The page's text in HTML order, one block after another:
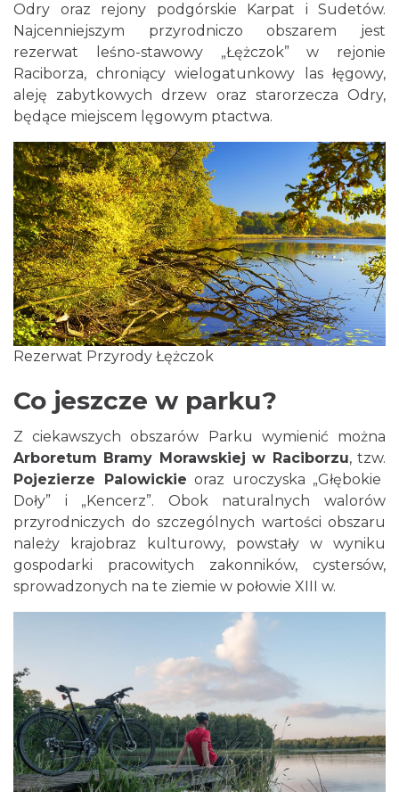
Odry oraz rejony podgórskie Karpat i Sudetów.
Najcenniejszym przyrodniczo obszarem jest
rezerwat leśno-stawowy „Łężczok” w rejonie
Raciborza, chroniący wielogatunkowy las łęgowy,
aleję zabytkowych drzew oraz starorzecza Odry,
będące miejscem lęgowym ptactwa.
Rezerwat Przyrody Łężczok
Co jeszcze w parku?
Z ciekawszych obszarów Parku wymienić można
Arboretum Bramy Morawskiej w Raciborzu, tzw.
Pojezierze Palowickie oraz uroczyska „Głębokie
Doły” i „Kencerz”. Obok naturalnych walorów
przyrodniczych do szczególnych wartości obszaru
należy krajobraz kulturowy, powstały w wyniku
gospodarki pracowitych zakonników, cystersów,
sprowadzonych na te ziemie w połowie XIII w.